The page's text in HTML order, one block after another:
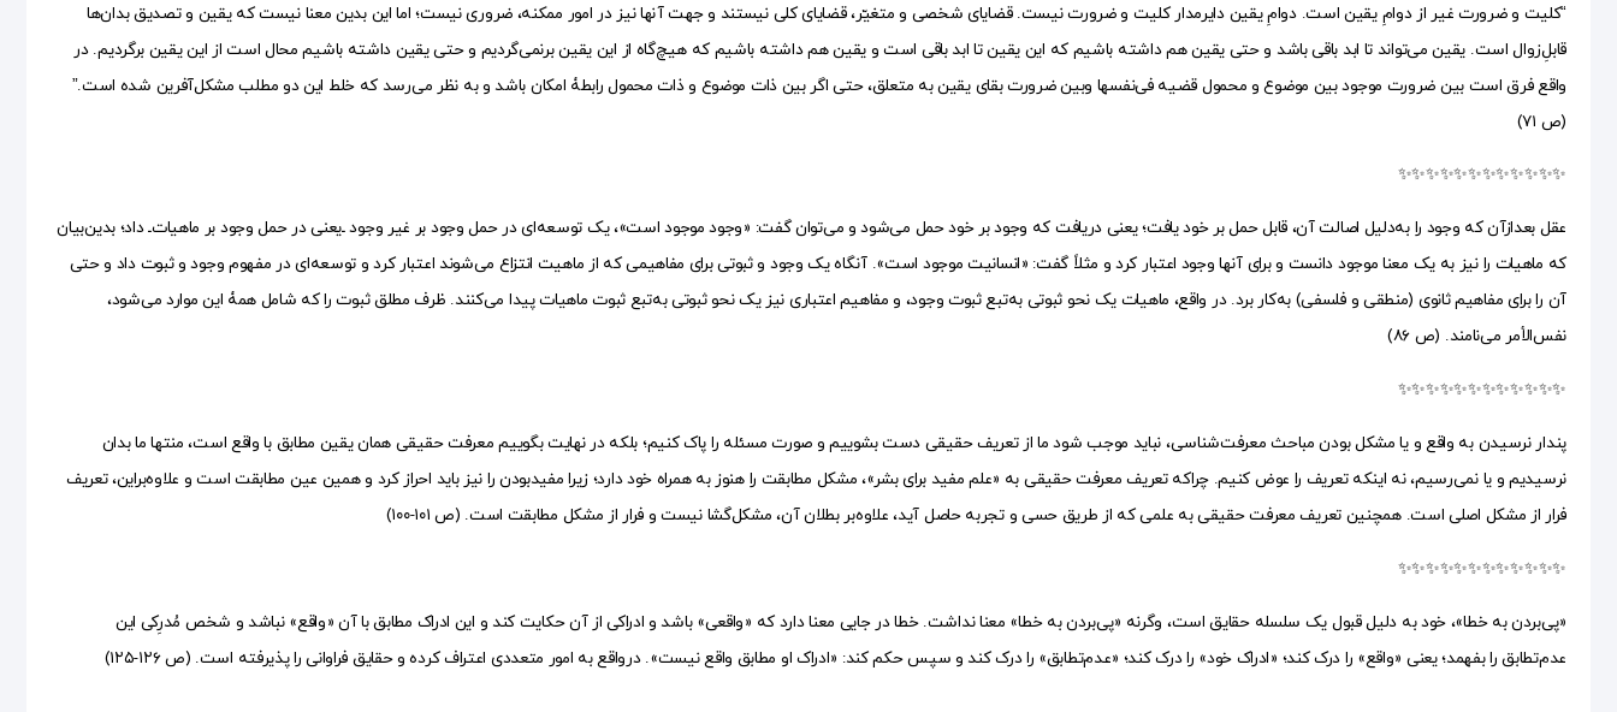
“کلیت و ضرورت غیر از دوامِ یقین است. دوامِ یقین دایرمدار کلیت و ضرورت نیست. قضایای شخصی و متغیّر، قضایای کلی نیستند و جهت آنها نیز در امور ممکنه، ضروری نیست؛ اما این بدین معنا نیست که یقین و تصدیق بدان‌ها
قابلِ‌زوال است. یقین می‌تواند تا ابد باقی باشد و حتی یقین هم داشته باشیم که این یقین تا ابد باقی است و یقین هم داشته باشیم که هیچ‌گاه از این یقین برنمی‌گردیم و حتی یقین داشته باشیم محال است از این یقین برگردیم. در
واقع فرق است بین ضرورت موجود بین موضوع و محمول قضیه فی‌نفسها وبین ضرورت بقای یقین به متعلق، حتی اگر بین ذات موضوع و ذات محمول رابطۀ امکان باشد و به نظر می‌رسد که خلط این دو مطلب مشکل‌آفرین شده است.”
(ص ۷۱)
✨✨✨✨✨✨✨✨✨✨✨✨
عقل بعد‌از‌آن که وجود را به‌دلیل اصالت آن، قابل حمل بر خود یافت؛ یعنی دریافت که وجود بر خود حمل می‌شود و می‌توان گفت: «وجود موجود است»، یک توسعه‌ای در حمل وجود بر غیر وجود ـ‌یعنی در حمل وجود بر ماهیات‌ـ داد؛ بدین‌بیان
که ماهیات را نیز به یک معنا موجود دانست و برای آنها وجود اعتبار کرد و مثلاً گفت: «انسانیت موجود است». آنگاه یک وجود و ثبوتی برای مفاهیمی که از ماهیت انتزاع می‌شوند اعتبار کرد و توسعه‌ای در مفهوم وجود و ثبوت داد و حتی
آن را برای مفاهیم ثانوی (منطقی و فلسفی) به‌کار برد. در واقع، ماهیات یک نحو ثبوتی به‌تبع ثبوت وجود، و مفاهیم اعتباری نیز یک نحو ثبوتی به‌تبع ثبوت ماهیات پیدا می‌کنند. ظرف مطلق ثبوت را که شامل همۀ این موارد می‌شود،
نفس‌الأمر می‌نامند. (ص ۸۶)
✨✨✨✨✨✨✨✨✨✨✨✨
پندار نرسیدن به واقع و یا مشکل بودن مباحث معرفت‌شناسی، نباید موجب شود ما از تعریف حقیقی دست بشوییم و صورت مسئله را پاک کنیم؛ بلکه در نهایت بگوییم معرفت حقیقی همان یقین مطابق با واقع است، منتها ما بدان
نرسیدیم و یا نمی‌رسیم، نه اینکه تعریف را عوض کنیم. چراکه تعریف معرفت حقیقی به «علم مفید برای بشر»، مشکل مطابقت را هنوز به همراه خود دارد؛ زیرا مفیدبودن را نیز باید احراز کرد و همین عین مطابقت است و علاوه‌بر‌این، تعریف
فرار از مشکل اصلی است. همچنین تعریف معرفت حقیقی به علمی که از طریق حسی و تجربه حاصل آید، علاوه‌بر بطلان آن، مشکل‌گشا نیست و فرار از مشکل مطابقت است. (ص ۱۰۱-۱۰۰)
✨✨✨✨✨✨✨✨✨✨✨✨
«پی‌بردن به خطا»، خود به دلیل قبول یک سلسله حقایق است، وگرنه «پی‌بردن به خطا» معنا نداشت. خطا در جایی معنا دارد که «واقعی» باشد و ادراکی از آن حکایت کند و این ادراک مطابق با آن «واقع» نباشد و شخص مُدرِکی این
عدم‌تطابق را بفهمد؛ یعنی «واقع» را درک کند؛ «ادراک خود» را درک کند؛ «عدم‌تطابق» را درک کند و سپس حکم کند: «ادراک او مطابق واقع نیست». در‌واقع به امور متعددی اعتراف کرده و حقایق فراوانی را پذیرفته است. (ص ۱۲۶-۱۲۵)